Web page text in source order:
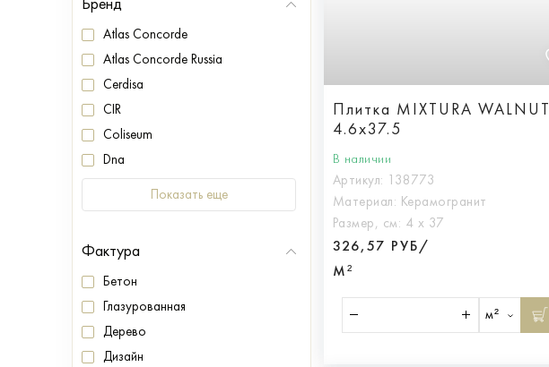
Atlas Concorde
Atlas Concorde Russia
Cerdisa
CIR
Coliseum
Dna
Показать еще
Фактура
Бетон
Глазурованная
Дерево
Дизайн
Плитка MIXTURA WALNUT
4.6x37.5
В наличии
Артикул: 138773
Материал: Керамогранит
Размер, см: 4 х 37
326,57 РУБ/
М²
м²